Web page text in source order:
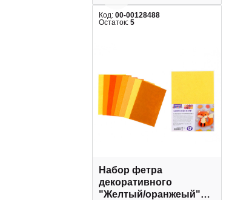
Код: 00-00128488
Остаток: 5
Набор фетра
декоративного
"Желтый/оранжеый"